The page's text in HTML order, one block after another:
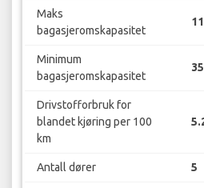
Maks
bagasjeromskapasitet
Minimum
bagasjeromskapasitet
Drivstofforbruk for
blandet kjøring per 100
km
Antall dører 5